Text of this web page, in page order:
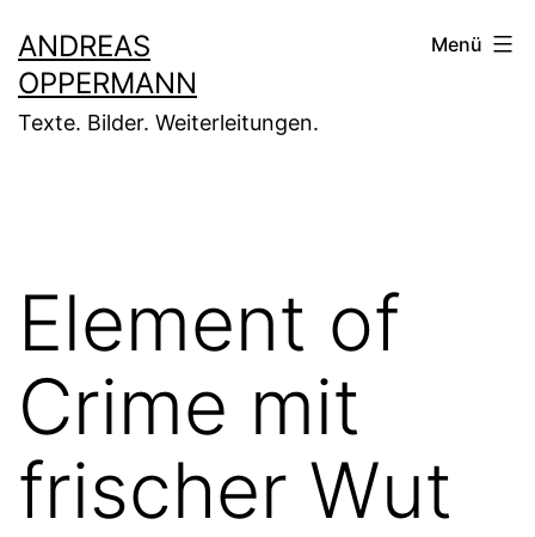
Inhalt
springen
ANDREAS
OPPERMANN
Texte. Bilder. Weiterleitungen.
Menü
Element of
Crime mit
frischer Wut